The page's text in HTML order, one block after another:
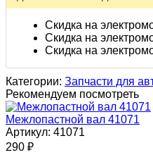
Скидка на
Скидка на
Скидка на
Категории: Запчасти для
Рекомендуем посмотреть
Межлопастной вал 41071
Артикул: 41071
290 ₽